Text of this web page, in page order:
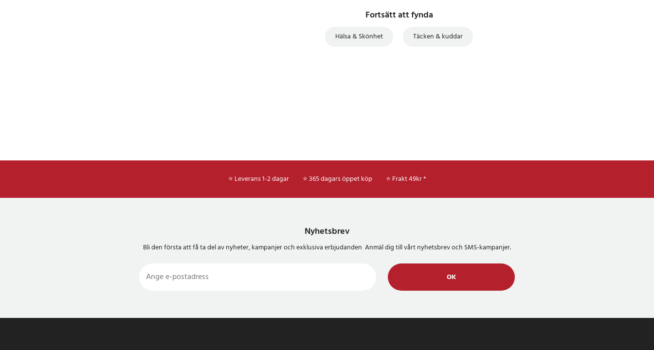
Fortsätt att fynda
Hälsa & Skönhet Täcken & kuddar
⭐ Leverans 1-2 dagar ⭐ 365 dagars öppet köp ⭐ Frakt 49kr *
Nyhetsbrev
Bli den första att få ta del av nyheter, kampanjer och exklusiva erbjudanden Anmäl dig till vårt nyhetsbrev och SMS-kampanjer.
OK